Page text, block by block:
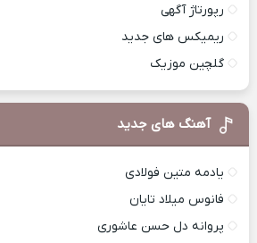
رپورتاژ آگهی
ریمیکس های جدید
گلچین موزیک
آهنگ های جدید
یادمه متین فولادی
فانوس میلاد تایان
پروانه دل حسن عاشوری